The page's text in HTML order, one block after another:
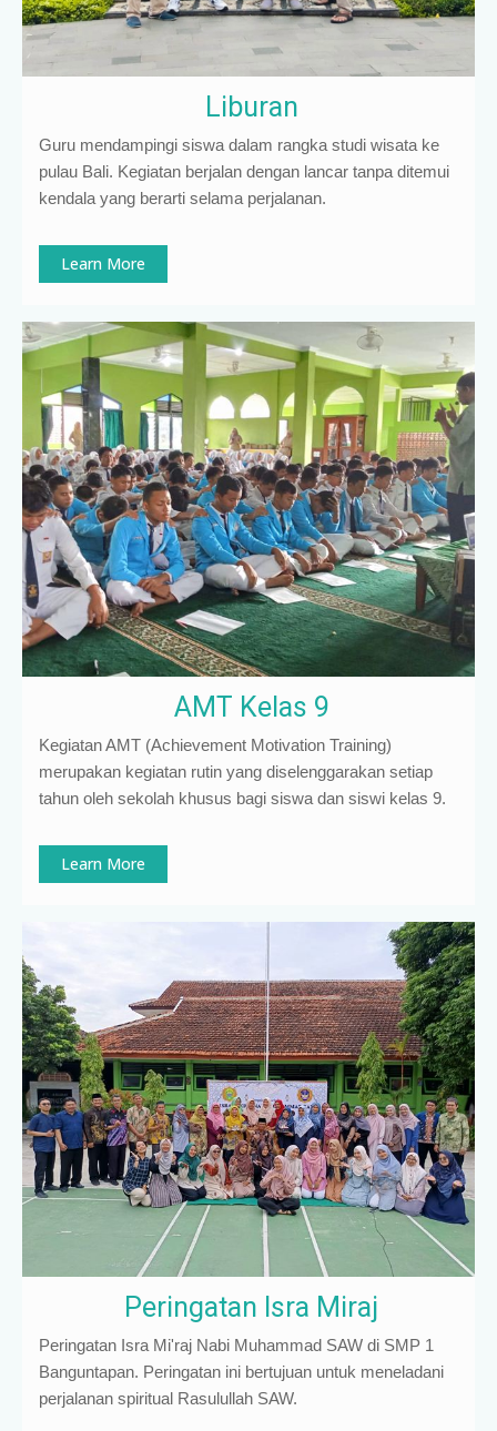
Liburan
Guru mendampingi siswa dalam rangka studi wisata ke
pulau Bali. Kegiatan berjalan dengan lancar tanpa ditemui
kendala yang berarti selama perjalanan.
Learn More
AMT Kelas 9
Kegiatan AMT (Achievement Motivation Training)
merupakan kegiatan rutin yang diselenggarakan setiap
tahun oleh sekolah khusus bagi siswa dan siswi kelas 9.
Learn More
Peringatan Isra Miraj
Peringatan Isra Mi'raj Nabi Muhammad SAW di SMP 1
Banguntapan. Peringatan ini bertujuan untuk meneladani
perjalanan spiritual Rasulullah SAW.